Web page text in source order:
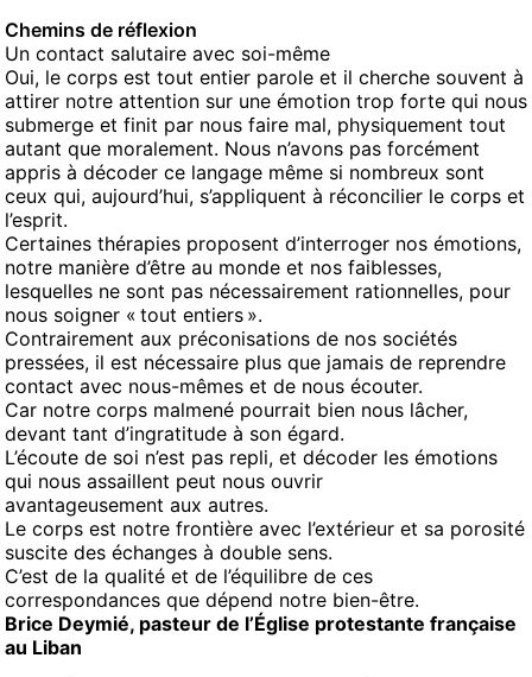
Chemins de réflexion
Un contact salutaire avec soi-même
Oui, le corps est tout entier parole et il cherche souvent à
attirer notre attention sur une émotion trop forte qui nous
submerge et finit par nous faire mal, physiquement tout
autant que moralement. Nous n’avons pas forcément
appris à décoder ce langage même si nombreux sont
ceux qui, aujourd’hui, s’appliquent à réconcilier le corps et
l’esprit.
Certaines thérapies proposent d’interroger nos émotions,
notre manière d’être au monde et nos faiblesses,
lesquelles ne sont pas nécessairement rationnelles, pour
nous soigner « tout entiers ».
Contrairement aux préconisations de nos sociétés
pressées, il est nécessaire plus que jamais de reprendre
contact avec nous-mêmes et de nous écouter.
Car notre corps malmené pourrait bien nous lâcher,
devant tant d’ingratitude à son égard.
L’écoute de soi n’est pas repli, et décoder les émotions
qui nous assaillent peut nous ouvrir
avantageusement aux autres.
Le corps est notre frontière avec l’extérieur et sa porosité
suscite des échanges à double sens.
C’est de la qualité et de l’équilibre de ces
correspondances que dépend notre bien-être.
Brice Deymié, pasteur de l’Église protestante française
au Liban